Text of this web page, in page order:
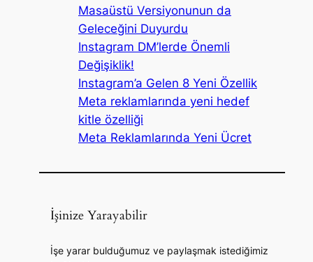
Masaüstü Versiyonunun da
Geleceğini Duyurdu
Instagram DM’lerde Önemli
Değişiklik!
Instagram’a Gelen 8 Yeni Özellik
Meta reklamlarında yeni hedef
kitle özelliği
Meta Reklamlarında Yeni Ücret
İşinize Yarayabilir
İşe yarar bulduğumuz ve paylaşmak istediğimiz